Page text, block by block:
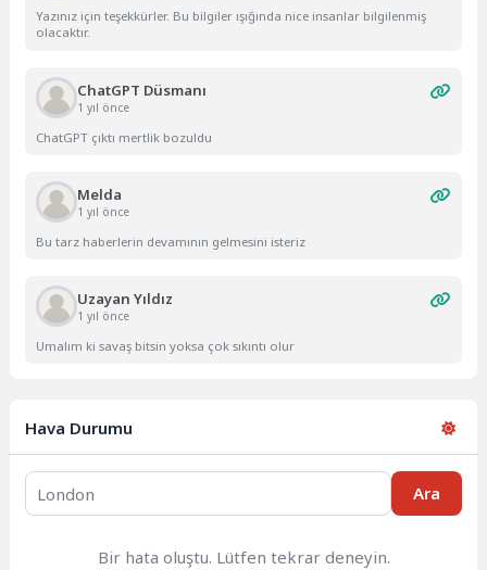
Yazınız için teşekkürler. Bu bilgiler ışığında nice insanlar bilgilenmiş
olacaktır.
ChatGPT Düsmanı
1 yıl önce
ChatGPT çıktı mertlik bozuldu
Melda
1 yıl önce
Bu tarz haberlerin devamının gelmesini isteriz
Uzayan Yıldız
1 yıl önce
Umalım ki savaş bitsin yoksa çok sıkıntı olur
Hava Durumu
Ara
Bir hata oluştu. Lütfen tekrar deneyin.